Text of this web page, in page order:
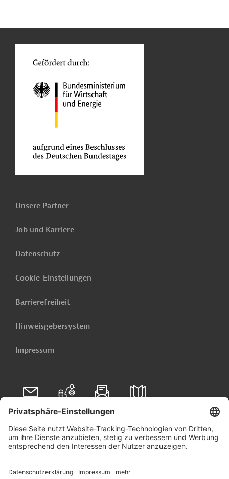
Unsere Partner
Job und Karriere
Datenschutz
Cookie-Einstellungen
Barrierefreiheit
Hinweisgebersystem
Impressum
Folgen Sie uns auf